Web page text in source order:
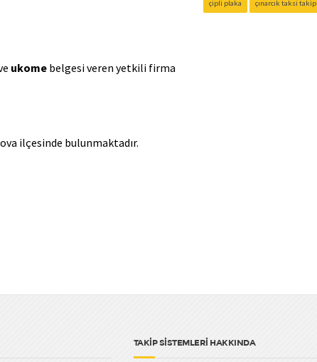
ukome belgesi veren yetkili firma
ilçesinde bulunmaktadır.
çipli plaka çınarcık taksi takip
TAKİP SİSTEMLERİ HAKKINDA